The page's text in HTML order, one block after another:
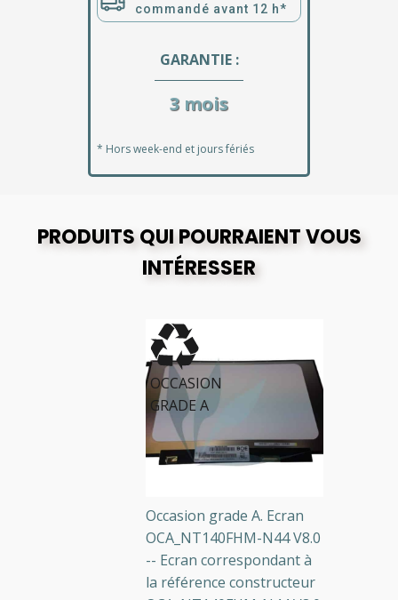
commandé avant 12 h*
GARANTIE :
3 mois
* Hors week-end et jours fériés
PRODUITS QUI POURRAIENT VOUS
INTÉRESSER
OCCASION
GRADE A
Occasion grade A. Ecran
OCA_NT140FHM-N44 V8.0
-- Ecran correspondant à
la référence constructeur